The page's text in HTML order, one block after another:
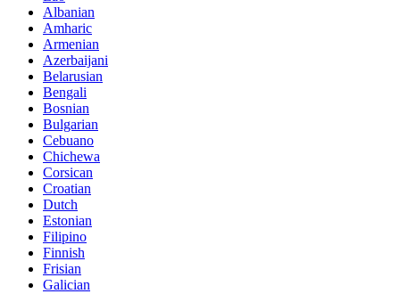
Albanian
Amharic
Armenian
Azerbaijani
Belarusian
Bengali
Bosnian
Bulgarian
Cebuano
Chichewa
Corsican
Croatian
Dutch
Estonian
Filipino
Finnish
Frisian
Galician